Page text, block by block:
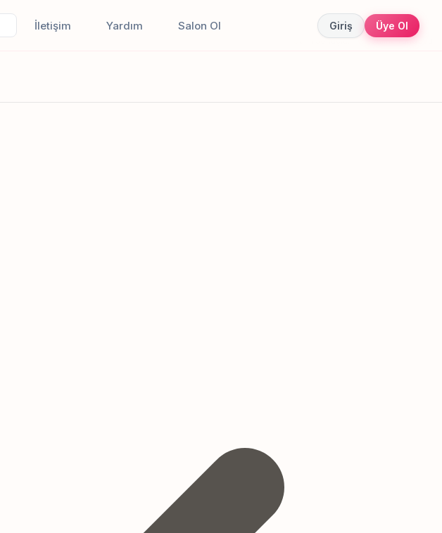
İletişim Yardım Salon Ol Giriş Üye Ol
Canlı sonuçlar Online randevu